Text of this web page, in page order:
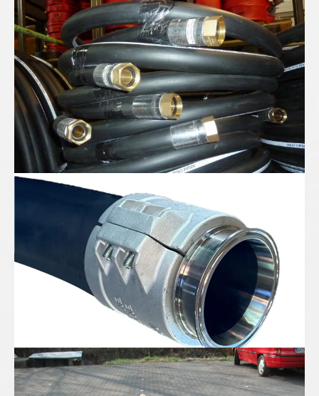
Gummispiralschlauch DN100
Spiral Saug-Druckschlauch in DN300